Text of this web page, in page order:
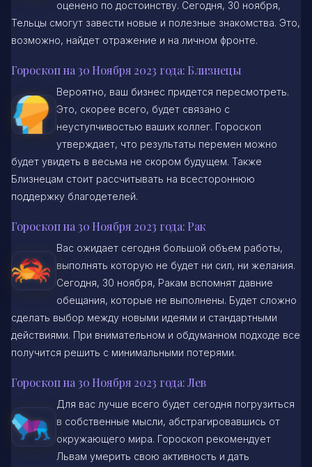
оценено по достоинству. Сегодня, 30 ноября,
Тельцы смогут завести новые и полезные знакомства. Это,
возможно, найдет отражение и на личном фронте.
Гороскоп на 30 Ноября 2023 года: Близнецы
Вероятно, ваш бизнес придется пересмотреть.
Это, скорее всего, будет связано с
неуступчивостью ваших коллег. Гороскоп
утверждает, что результаты перемен можно
будет увидеть в весьма не скором будущем. Также
Близнецам стоит рассчитывать на всестороннюю
поддержку благодетелей.
Гороскоп на 30 Ноября 2023 года: Рак
Вас ожидает сегодня большой объем работы,
выполнять которую не будет ни сил, ни желания.
Сегодня, 30 ноября, Ракам вспомнят давние
обещания, которые не выполнены. Будет сложно
сделать выбор между новыми идеями и стандартными
действиями. При внимательном и обдуманном подходе все
получится решить с минимальными потерями.
Гороскоп на 30 Ноября 2023 года: Лев
Для вас лучше всего будет сегодня погрузиться
в собственные мысли, абстрагировавшись от
окружающего мира. Гороскоп рекомендует
Львам умерить свою активность и дать